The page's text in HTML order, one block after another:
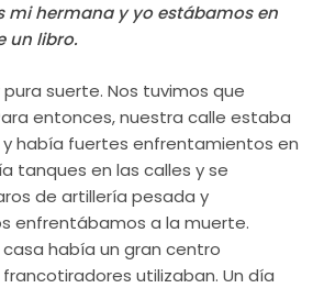
mi hermana y yo estábamos en
un libro.
suerte. Nos tuvimos que
entonces, nuestra calle estaba
había fuertes enfrentamientos en
tanques en las calles y se
de artillería pesada y
enfrentábamos a la muerte.
había un gran centro
utilizaban. Un día